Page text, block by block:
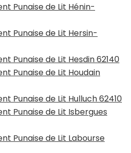
Punaise de Lit Hénin-
Punaise de Lit Hersin-
Punaise de Lit Hesdin 62140
Punaise de Lit Houdain
Punaise de Lit Hulluch 62410
Punaise de Lit Isbergues
Punaise de Lit Labourse